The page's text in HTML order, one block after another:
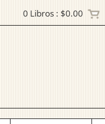
0 Libros : $0.00